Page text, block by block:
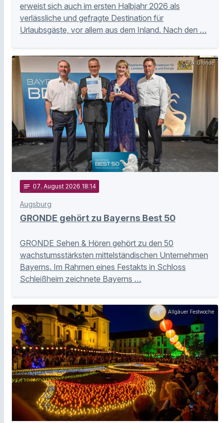
erweist sich auch im ersten Halbjahr 2026 als
verlässliche und gefragte Destination für
Urlaubsgäste, vor allem aus dem Inland. Nach den …
Optik Gronde
notes 07. August 2026 18:14
Augsburg
GRONDE gehört zu Bayerns Best 50
GRONDE Sehen & Hören gehört zu den 50
wachstumsstärksten mittelständischen Unternehmen
Bayerns. Im Rahmen eines Festakts in Schloss
Schleißheim zeichnete Bayerns …
Allgäuer Festwoche